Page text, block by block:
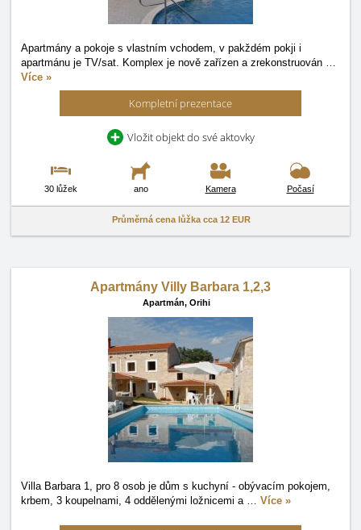
Apartmány a pokoje s vlastním vchodem, v pakždém pokji i
apartmánu je TV/sat. Komplex je nově zařízen a zrekonstruován …
Více »
Kompletní prezentace
Vložit objekt do své aktovky
30 lůžek ano Kamera Počasí
Průměrná cena lůžka cca 12 EUR
Apartmány Villy Barbara 1,2,3
Apartmán, Orihi
Villa Barbara 1, pro 8 osob je dům s kuchyní - obývacím pokojem,
krbem, 3 koupelnami, 4 oddělenými ložnicemi a … Více »